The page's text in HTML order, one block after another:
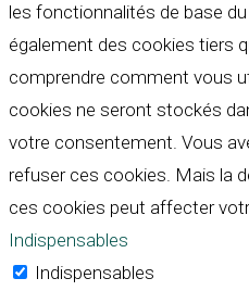
les fonctionnalités de base
également des cookies tiers
comprendre comment vous
cookies ne seront stockés
votre consentement. Vous
refuser ces cookies. Mais la
ces cookies peut affecter
Indispensables
Indispensables